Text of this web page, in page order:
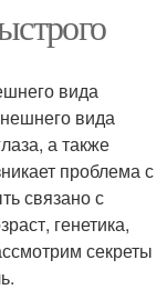
вида
вида
а также
проблема с
связано с
генетика,
секреты